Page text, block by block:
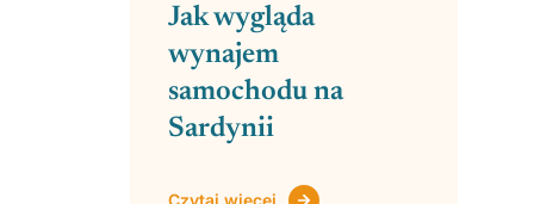
Jak wygląda
wynajem
samochodu na
Sardynii